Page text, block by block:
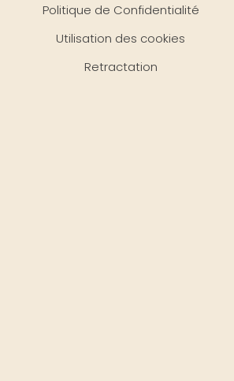
Politique de Confidentialité
Utilisation des cookies
Retractation